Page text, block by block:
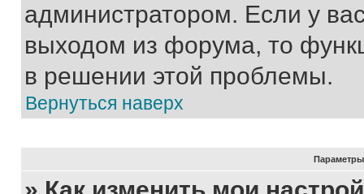
администратором. Если у
выходом из форума, то
в решении этой проблемы.
Вернуться наверх
Параметры